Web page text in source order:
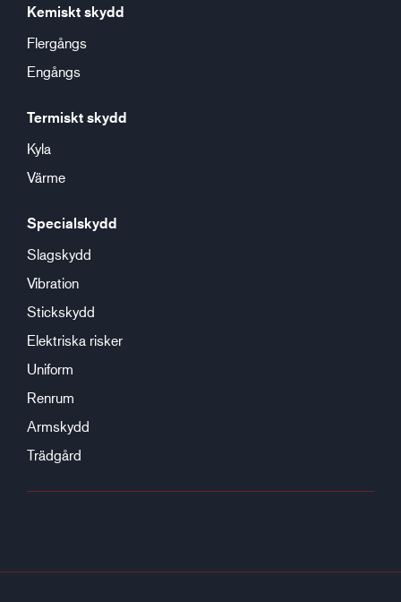
Kemiskt skydd
Flergångs
Engångs
Termiskt skydd
Kyla
Värme
Specialskydd
Slagskydd
Vibration
Stickskydd
Elektriska risker
Uniform
Renrum
Armskydd
Trädgård